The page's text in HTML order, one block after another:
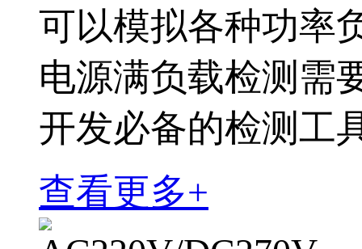
可以模拟各种功率
电源满负载检测需
开发必备的检测工
查看更多+